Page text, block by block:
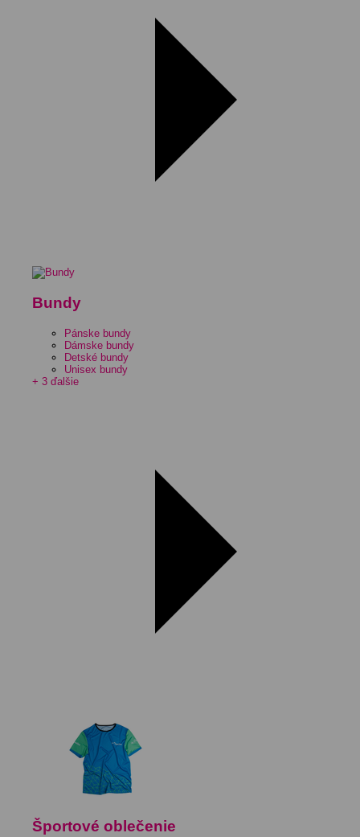
Bundy
Pánske bundy
Dámske bundy
Detské bundy
Unisex bundy
+ 3 ďalšie
Športové oblečenie